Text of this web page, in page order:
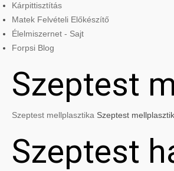
Kárpittisztítás
Matek Felvételi Előkészítő
Élelmiszernet - Sajt
Forpsi Blog
Szeptest
Szeptest mellplasztika Szeptest
Szeptest